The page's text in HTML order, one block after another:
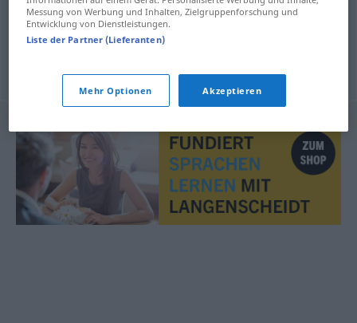
Seitensprung,Liebschaft,Affäre,Liebesaffäre
(Hauptform),Verhältnis
© OpenThesaurus.de
Messung von Werbung und Inhalten, Zielgruppenforschung und
Entwicklung von Dienstleistungen.
Liste der Partner (Lieferanten)
Mehr Optionen Akzeptieren